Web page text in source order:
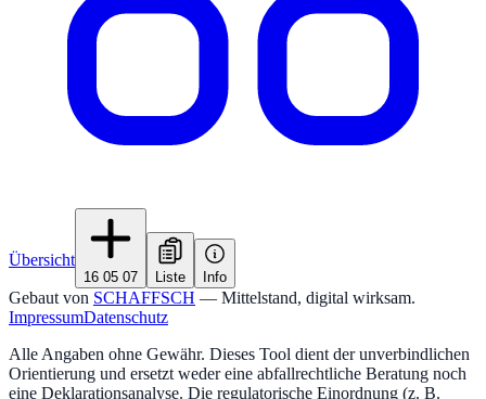
Übersicht
16 05 07 Liste Info
Gebaut von SCHAFFSCH — Mittelstand, digital wirksam.
ImpressumDatenschutz
Alle Angaben ohne Gewähr. Dieses Tool dient der unverbindlichen
Orientierung und ersetzt weder eine abfallrechtliche Beratung noch
eine Deklarationsanalyse. Die regulatorische Einordnung (z. B.